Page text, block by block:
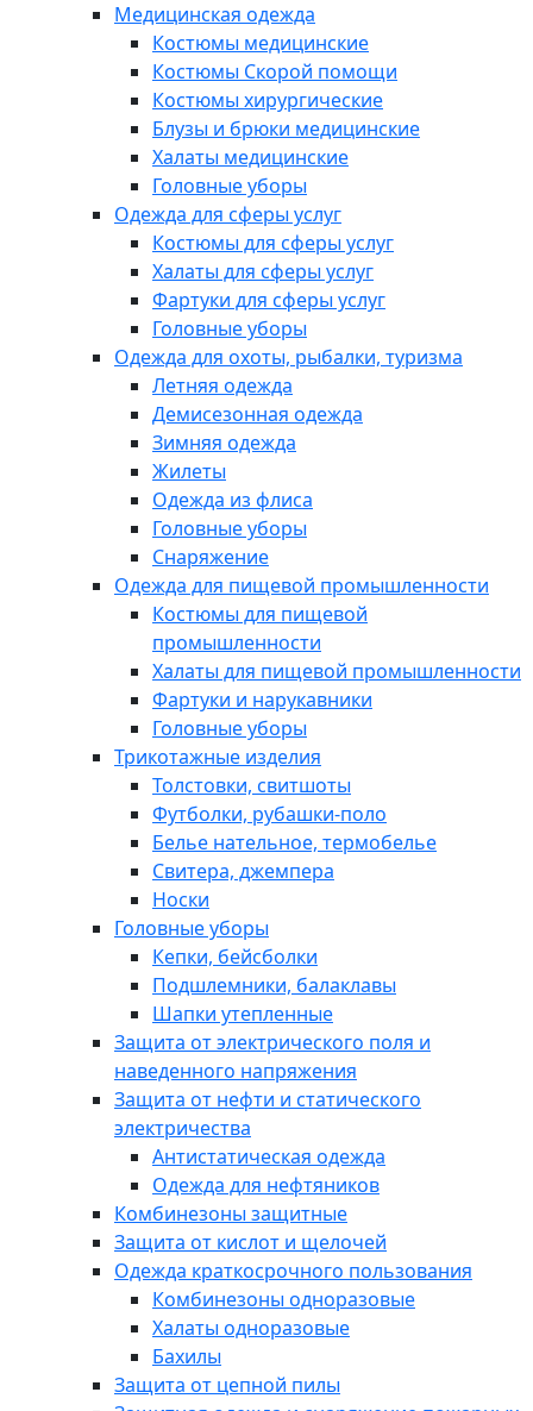
Медицинская одежда
Костюмы медицинские
Костюмы Скорой помощи
Костюмы хирургические
Блузы и брюки медицинские
Халаты медицинские
Головные уборы
Одежда для сферы услуг
Костюмы для сферы услуг
Халаты для сферы услуг
Фартуки для сферы услуг
Головные уборы
Одежда для охоты, рыбалки, туризма
Летняя одежда
Демисезонная одежда
Зимняя одежда
Жилеты
Одежда из флиса
Головные уборы
Снаряжение
Одежда для пищевой промышленности
Костюмы для пищевой
промышленности
Халаты для пищевой промышленности
Фартуки и нарукавники
Головные уборы
Трикотажные изделия
Толстовки, свитшоты
Футболки, рубашки-поло
Белье нательное, термобелье
Свитера, джемпера
Носки
Головные уборы
Кепки, бейсболки
Подшлемники, балаклавы
Шапки утепленные
Защита от электрического поля и
наведенного напряжения
Защита от нефти и статического
электричества
Антистатическая одежда
Одежда для нефтяников
Комбинезоны защитные
Защита от кислот и щелочей
Одежда краткосрочного пользования
Комбинезоны одноразовые
Халаты одноразовые
Бахилы
Защита от цепной пилы